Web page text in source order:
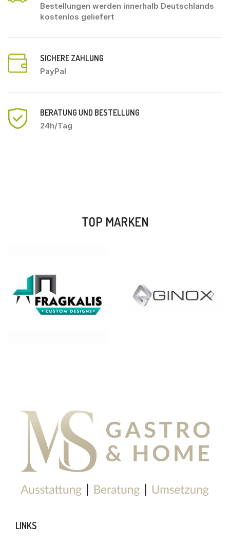
Bestellungen werden innerhalb Deutschlands
kostenlos geliefert
SICHERE ZAHLUNG
PayPal
BERATUNG UND BESTELLUNG
24h/Tag
TOP MARKEN
LINKS